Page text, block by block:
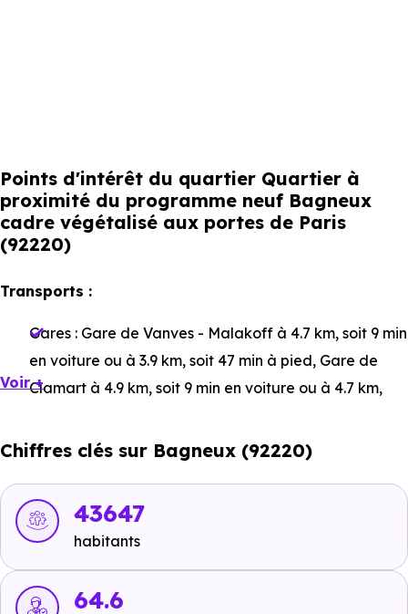
Points d'intérêt du quartier Quartier à
proximité du programme neuf Bagneux
cadre végétalisé aux portes de Paris
(92220)
Transports :
Gares : Gare de Vanves - Malakoff à 4.7 km, soit 9 min
en voiture ou à 3.9 km, soit 47 min à pied, Gare de
Clamart à 4.9 km, soit 9 min en voiture ou à 4.7 km,
km, soit 11 min en voiture ou à 5.8 km, soit 1h 10 min à
Bus :
Pasteur - Meuniers
ou à 56 m, soit 1 min à pied
voiture ou à 58 m, soit 1 min à pied
Voir +
Chiffres clés sur Bagneux (92220)
43647
habitants
64.6